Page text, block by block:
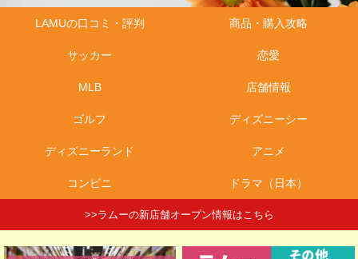
LAMUの口コミ・評判 商品・購入攻略
サッカー 恋愛
MLB 店舗情報
ゴルフ ディズニーシー
ディズニーランド アニメ
コンビニ ドラマ（日本）
>>ラムーの新店舗オープン情報はこちら